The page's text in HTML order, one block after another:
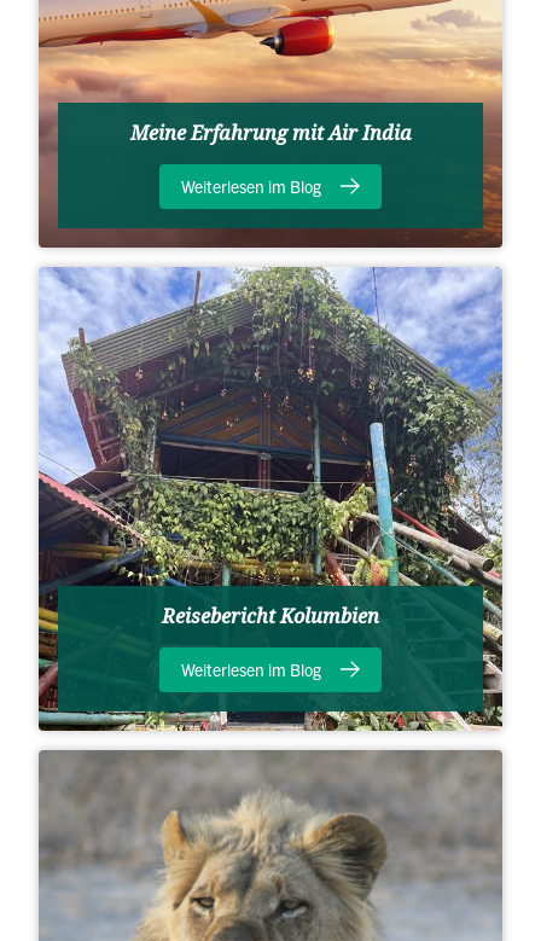
Meine Erfahrung mit Air India
Weiterlesen im Blog
Reisebericht Kolumbien
Weiterlesen im Blog